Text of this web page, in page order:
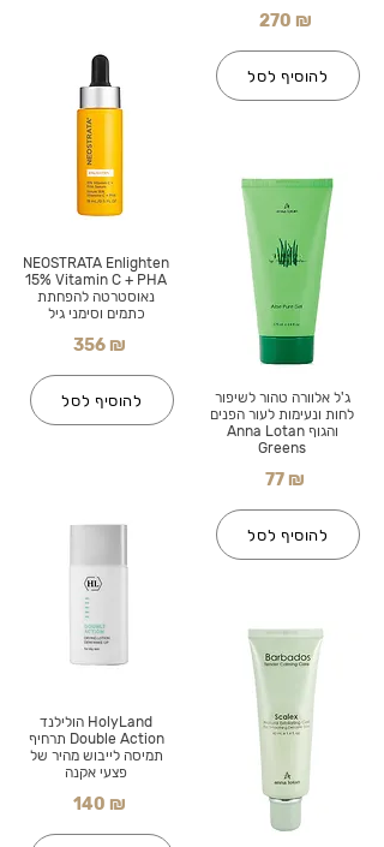
NEOSTRATA Enlighten
15% Vitamin C + PHA
נאוסטרטה להפחתת
כתמים וסימני גיל
356 ₪
להוסיף לסל
HolyLand הולילנד
Double Action תרחיף
תמיסה לייבוש מהיר של
פצעי אקנה
140 ₪
270 ₪
להוסיף לסל
ג'ל אלוורה טהור לשיפור
לחות ונעימות לעור הפנים
והגוף Anna Lotan
Greens
77 ₪
להוסיף לסל